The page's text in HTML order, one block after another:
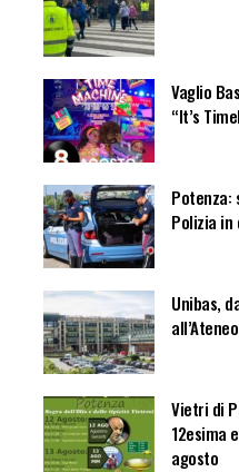
Vaglio
“It’s
Potenza:
Polizia
Unibas,
Vietri di
12esima
agosto